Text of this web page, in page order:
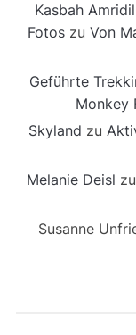
Kasbah
Fotoszu Von
Geführte
Monkey
Skyland zu
Melanie Deisl zu
Susanne